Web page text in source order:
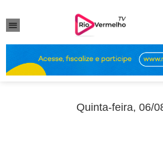
Quinta-feira, 06/